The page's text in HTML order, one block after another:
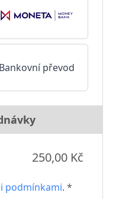
Bankovní převod
250,00 Kč
podmínkami. *